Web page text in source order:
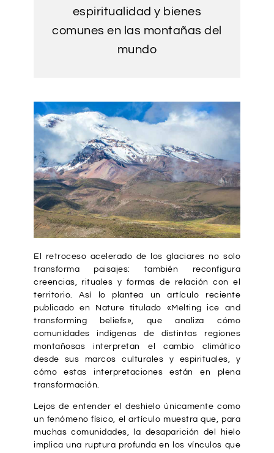
espiritualidad y bienes
comunes en las montañas del
mundo
El retroceso acelerado de los glaciares no solo
transforma paisajes: también reconfigura
creencias, rituales y formas de relación con el
territorio. Así lo plantea un artículo reciente
publicado en
Nature titulado «Melting ice and
transforming beliefs», que analiza cómo
comunidades indígenas de distintas regiones
montañosas interpretan el cambio climático
desde sus marcos culturales y espirituales, y
cómo estas interpretaciones están en plena
transformación.
Lejos de entender el deshielo únicamente como
un fenómeno físico, el artículo muestra que, para
muchas comunidades, la desaparición del hielo
implica una ruptura profunda en los vínculos que